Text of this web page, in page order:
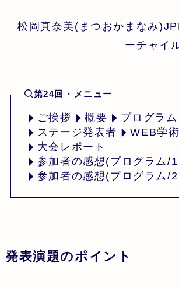
松岡真奈美(まつおかまなみ
ーチャイ
第24回・メニュー
ご挨拶 概要 プログラム
ステージ発表者
WEB学
大会レポート
参加者の感想(プログラム/
参加者の感想(プログラム/
発表演題のポイント